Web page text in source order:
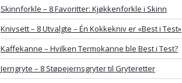
Skinnforkle – 8 Favoritter: Kjøkkenforkle i Skinn
Knivsett – 8 Utvalgte – Én Kokkekniv er «Best i Test»
Kaffekanne – Hvilken Termokanne ble Best i Test?
Jerngryte – 8 Støpejernsgryter til Gryteretter